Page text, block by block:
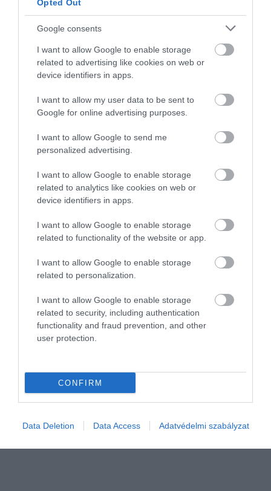
Opted Out
Google consents
I want to allow Google to enable storage
related to advertising like cookies on web or
device identifiers in apps.
I want to allow my user data to be sent to
Google for online advertising purposes.
I want to allow Google to send me
personalized advertising.
I want to allow Google to enable storage
related to analytics like cookies on web or
device identifiers in apps.
I want to allow Google to enable storage
related to functionality of the website or app.
I want to allow Google to enable storage
related to personalization.
I want to allow Google to enable storage
related to security, including authentication
functionality and fraud prevention, and other
user protection.
CONFIRM
Data Deletion Data Access Adatvédelmi szabályzat
ÁLLATTARTÁS
Afrikai kór pusztít Európában
A napokban Finnországban is felütötte a fejét az afrikai
sertéspestis, amely Európa több országában évek óta komoly
állategészségügyi problémát okoz. A vírust július végén talált